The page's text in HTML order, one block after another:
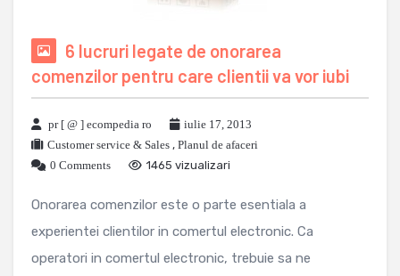
6 lucruri legate de onorarea
comenzilor pentru care clientii va vor iubi
pr [ @ ] ecompedia ro
iulie 17, 2013
Customer service & Sales , Planul de afaceri
0 Comments
1465 vizualizari
Onorarea comenzilor este o parte esentiala a
experientei clientilor in comertul electronic. Ca
operatori in comertul electronic, trebuie sa ne